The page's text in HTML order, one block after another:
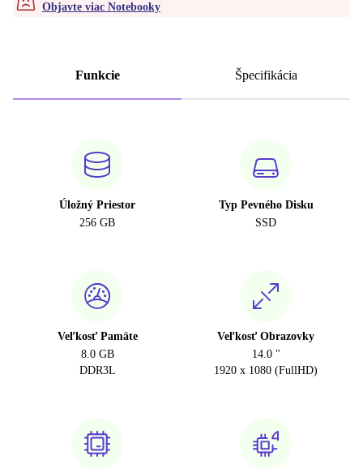
Objavte viac Notebooky
Funkcie Špecifikácia
Úložný Priestor
256 GB
Typ Pevného Disku
SSD
Veľkosť Pamäte
8.0 GB
DDR3L
Veľkosť Obrazovky
14.0 "
1920 x 1080 (FullHD)